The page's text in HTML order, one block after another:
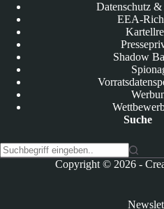
Datenschutz
EEA-
Shadow
Suche
Copyright © 2026 -